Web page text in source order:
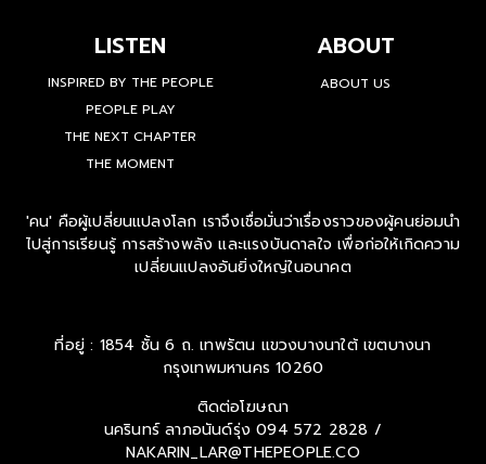
LISTEN
INSPIRED BY THE PEOPLE
PEOPLE PLAY
THE NEXT CHAPTER
THE MOMENT
ABOUT
ABOUT US
'คน' คือผู้เปลี่ยนแปลงโลก เราจึงเชื่อมั่นว่าเรื่องราวของผู้คนย่อมนำ
ไปสู่การเรียนรู้ การสร้างพลัง และแรงบันดาลใจ เพื่อก่อให้เกิดความ
เปลี่ยนแปลงอันยิ่งใหญ่ในอนาคต
ที่อยู่ : 1854 ชั้น 6 ถ. เทพรัตน แขวงบางนาใต้ เขตบางนา
กรุงเทพมหานคร 10260
ติดต่อโฆษณา
นครินทร์ ลาภอนันด์รุ่ง 094 572 2828 /
NAKARIN_LAR@THEPEOPLE.CO